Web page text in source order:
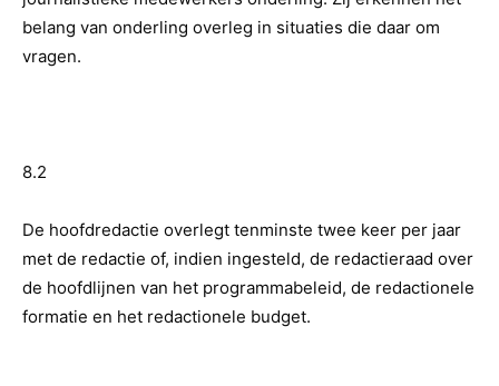
belang van onderling overleg in situaties die daar om
vragen.
8.2
De hoofdredactie overlegt tenminste twee keer per jaar
met de redactie of, indien ingesteld, de redactieraad over
de hoofdlijnen van het programmabeleid, de redactionele
formatie en het redactionele budget.